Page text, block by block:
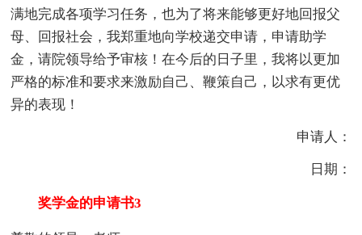
满地完成各项学习任务，也为了将来能够更好地回报父
母、回报社会，我郑重地向学校递交申请，申请助学
金，请院领导给予审核！在今后的日子里，我将以更加
严格的标准和要求来激励自己、鞭策自己，以求有更优
异的表现！
申请人：
日期：
奖学金的申请书3